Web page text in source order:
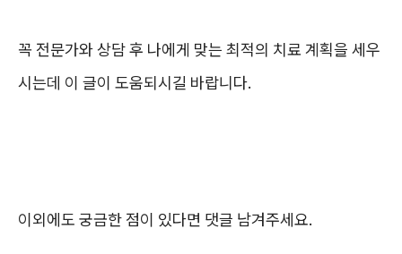
꼭 전문가와 상담 후 나에게 맞는 최적의 치료 계획을 세우
시는데 이 글이 도움되시길 바랍니다.
이외에도 궁금한 점이 있다면 댓글 남겨주세요.